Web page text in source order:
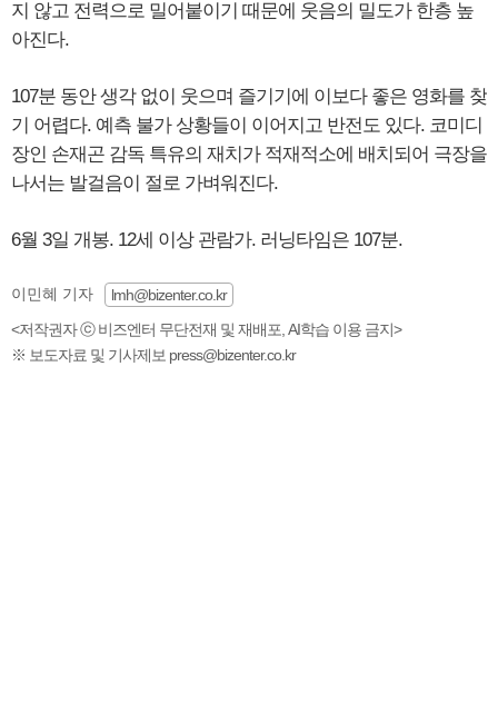
지 않고 전력으로 밀어붙이기 때문에 웃음의 밀도가 한층 높
아진다.
107분 동안 생각 없이 웃으며 즐기기에 이보다 좋은 영화를 찾
기 어렵다. 예측 불가 상황들이 이어지고 반전도 있다. 코미디
장인 손재곤 감독 특유의 재치가 적재적소에 배치되어 극장을
나서는 발걸음이 절로 가벼워진다.
6월 3일 개봉. 12세 이상 관람가. 러닝타임은 107분.
이민혜 기자
lmh@bizenter.co.kr
<저작권자 ⓒ 비즈엔터 무단전재 및 재배포, AI학습 이용 금지>
※ 보도자료 및 기사제보 press@bizenter.co.kr